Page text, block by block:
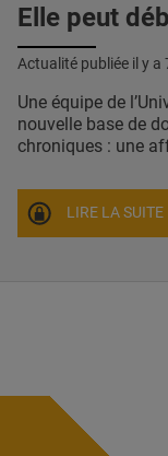
Elle peut
Actualité publiée il y a
Une équipe de
nouvelle base de
chroniques : une
LIRE LA SUITE